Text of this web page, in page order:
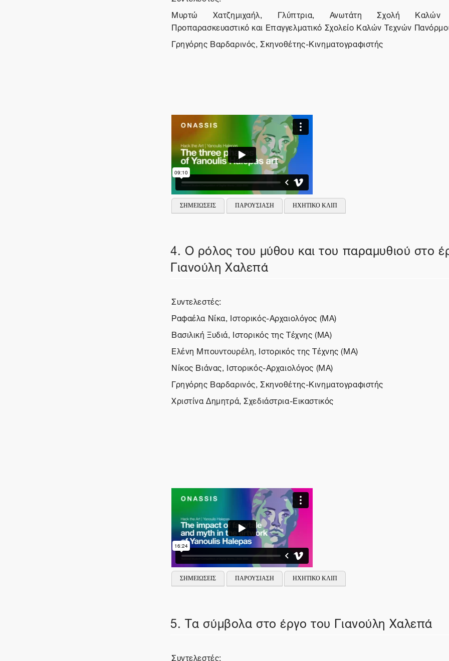
Μυρτώ Χατζημιχαήλ, Γλύπτρια, Ανωτάτη Σχολή Καλών
Προπαρασκευαστικό και Επαγγελματικό Σχολείο Καλών Τεχνών
Γρηγόρης Βαρδαρινός, Σκηνοθέτης-Κινηματογραφιστής
ΣΗΜΕΙΩΣΕΙΣ ΠΑΡΟΥΣΙΑΣΗ ΗΧΗΤΙΚΟ ΚΛΙΠ
4. Ο ρόλος του μύθου και του παραμυθιού στο
Γιανούλη Χαλεπά
Συντελεστές:
Ραφαέλα Νίκα, Ιστορικός-Αρχαιολόγος (ΜΑ)
Βασιλική Ξυδιά, Ιστορικός της Τέχνης (ΜΑ)
Ελένη Μπουντουρέλη, Ιστορικός της Τέχνης (ΜΑ)
Νίκος Βιάνας, Ιστορικός-Αρχαιολόγος (ΜΑ)
Γρηγόρης Βαρδαρινός, Σκηνοθέτης-Κινηματογραφιστής
Χριστίνα Δημητρά, Σχεδιάστρια-Εικαστικός
ΣΗΜΕΙΩΣΕΙΣ ΠΑΡΟΥΣΙΑΣΗ ΗΧΗΤΙΚΟ ΚΛΙΠ
5. Τα σύμβολα στο έργο του Γιανούλη Χαλεπά
Συντελεστές: